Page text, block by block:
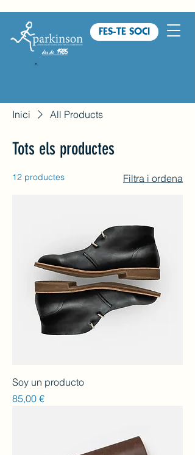
FES-TE SOCI
Inici All Products
Tots els productes
12 productes Filtra i ordena
Soy un producto
Preu
85,00 €